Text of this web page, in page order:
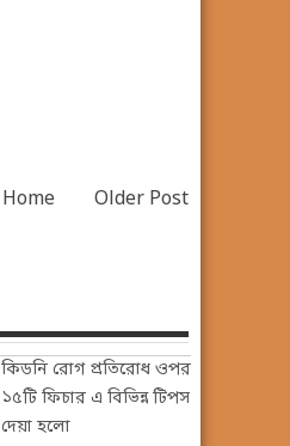
Older Post
Home
কিডনি রোগ প্রতিরোধ ওপর
১৫টি ফিচার এ বিভিন্ন টিপস
দেয়া হলো